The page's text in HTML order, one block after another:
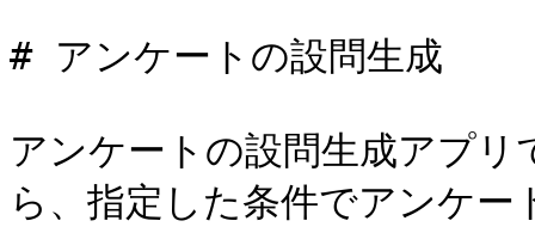
# アンケートの設問生成
アンケートの設問生成アプ
ら、指定した条件でアンケ